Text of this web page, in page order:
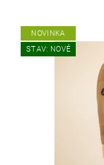
NOVINKA
STAV: NOVÉ